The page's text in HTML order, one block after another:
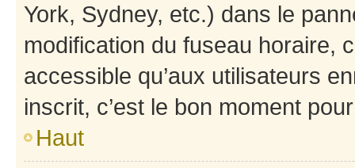
York, Sydney, etc.) dans le
modification du fuseau horaire,
accessible qu’aux utilisateurs
inscrit, c’est le bon moment
Haut